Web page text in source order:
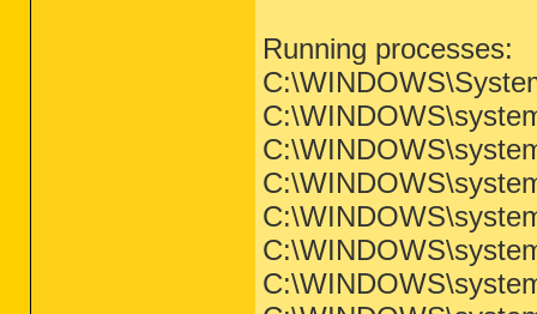
Running processes: